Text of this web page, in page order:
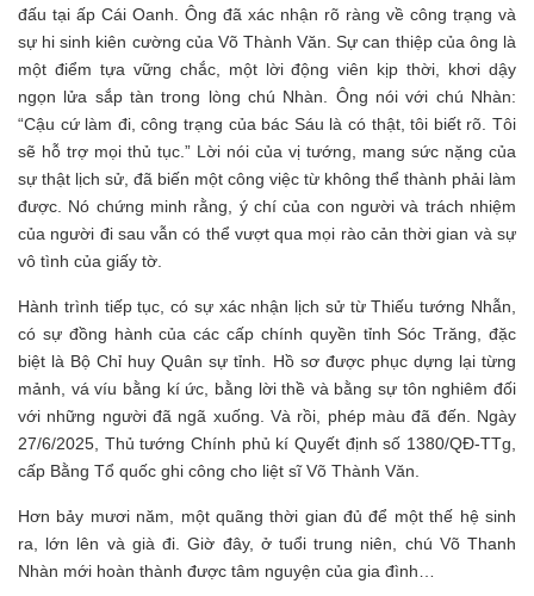
đấu tại ấp Cái Oanh. Ông đã xác nhận rõ ràng về công trạng và
sự hi sinh kiên cường của Võ Thành Văn. Sự can thiệp của ông là
một điểm tựa vững chắc, một lời động viên kịp thời, khơi dậy
ngọn lửa sắp tàn trong lòng chú Nhàn. Ông nói với chú Nhàn:
“Cậu cứ làm đi, công trạng của bác Sáu là có thật, tôi biết rõ. Tôi
sẽ hỗ trợ mọi thủ tục.” Lời nói của vị tướng, mang sức nặng của
sự thật lịch sử, đã biến một công việc từ không thể thành phải làm
được. Nó chứng minh rằng, ý chí của con người và trách nhiệm
của người đi sau vẫn có thể vượt qua mọi rào cản thời gian và sự
vô tình của giấy tờ.
Hành trình tiếp tục, có sự xác nhận lịch sử từ Thiếu tướng Nhẫn,
có sự đồng hành của các cấp chính quyền tỉnh Sóc Trăng, đặc
biệt là Bộ Chỉ huy Quân sự tỉnh. Hồ sơ được phục dựng lại từng
mảnh, vá víu bằng kí ức, bằng lời thề và bằng sự tôn nghiêm đối
với những người đã ngã xuống. Và rồi, phép màu đã đến. Ngày
27/6/2025, Thủ tướng Chính phủ kí Quyết định số 1380/QĐ-TTg,
cấp Bằng Tổ quốc ghi công cho liệt sĩ Võ Thành Văn.
Hơn bảy mươi năm, một quãng thời gian đủ để một thế hệ sinh
ra, lớn lên và già đi. Giờ đây, ở tuổi trung niên, chú Võ Thanh
Nhàn mới hoàn thành được tâm nguyện của gia đình…